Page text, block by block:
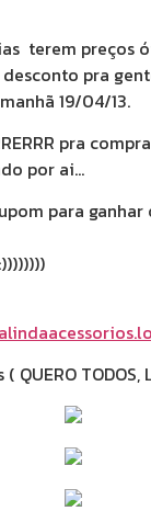
terem preços
pra
19/04/13.
pra
por ai…
para
TODOS,